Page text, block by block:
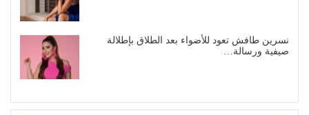
نسرين طافش تعود للأضواء بعد الطلاق بإطلالة
صيفية ورسالة…